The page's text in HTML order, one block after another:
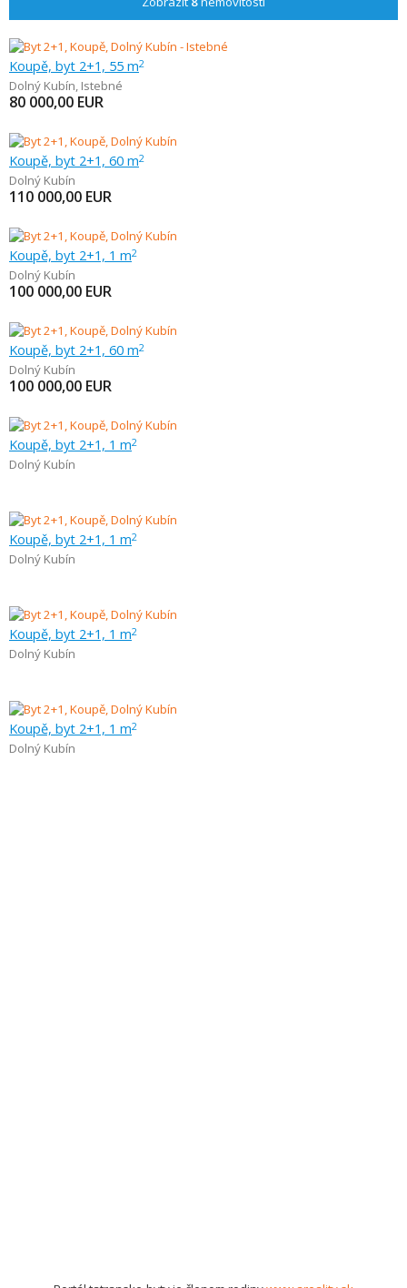
Koupě, byt 2+1, 55 m2
Dolný Kubín, Istebné
80 000,00 EUR
Koupě, byt 2+1, 60 m2
Dolný Kubín
110 000,00 EUR
Koupě, byt 2+1, 1 m2
Dolný Kubín
100 000,00 EUR
Koupě, byt 2+1, 60 m2
Dolný Kubín
100 000,00 EUR
Koupě, byt 2+1, 1 m2
Dolný Kubín
Koupě, byt 2+1, 1 m2
Dolný Kubín
Koupě, byt 2+1, 1 m2
Dolný Kubín
Koupě, byt 2+1, 1 m2
Dolný Kubín